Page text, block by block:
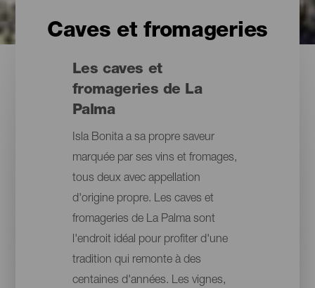
Caves et fromageries
Les caves et
fromageries de La
Palma
Isla Bonita a sa propre saveur
marquée par ses vins et fromages,
tous deux avec appellation
d'origine propre. Les caves et
fromageries de La Palma sont
l'endroit idéal pour profiter d'une
tradition qui remonte à des
centaines d'années. Les vignes,